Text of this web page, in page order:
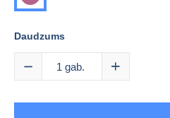
Daudzums
1 gab.